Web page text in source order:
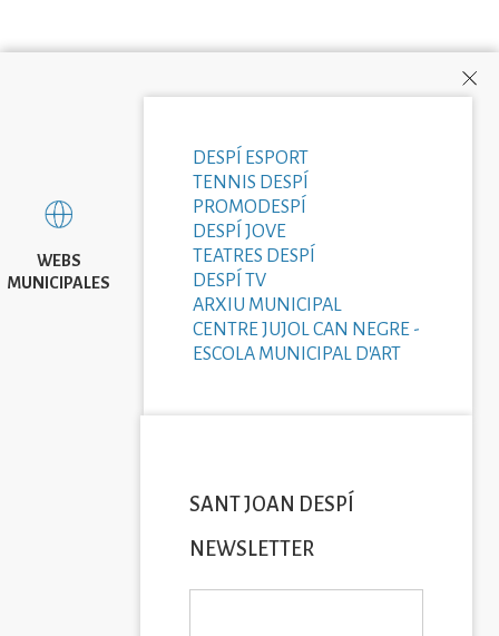
WEBS
MUNICIPALES
DESPÍ ESPORT
TENNIS DESPÍ
PROMODESPÍ
DESPÍ JOVE
TEATRES DESPÍ
DESPÍ TV
ARXIU MUNICIPAL
CENTRE JUJOL CAN NEGRE -
ESCOLA MUNICIPAL D'ART
SANT JOAN DESPÍ
NEWSLETTER